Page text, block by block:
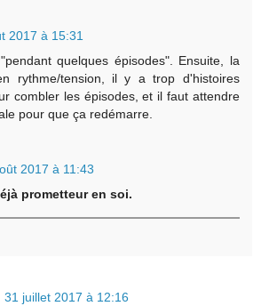
2017 à 15:31
quelques épisodes". Ensuite, la
rythme/tension, il y a trop d'histoires
combler les épisodes, et il faut attendre
pour que ça redémarre.
2017 à 11:43
prometteur en soi.
31 juillet 2017 à 12:16